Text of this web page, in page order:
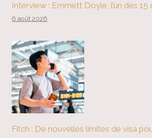
Interview : Emmett Doyle, l’un des 15
6 août 2026
Fitch : De nouvelles limites de visa